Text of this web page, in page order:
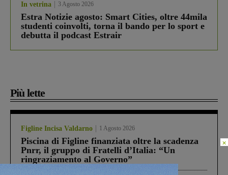
In vetrina 3 Agosto 2026
Estra Notizie agosto: Smart Cities, oltre 44mila
studenti coinvolti, torna il bando per lo sport e
debutta il podcast Estrair
Più lette
Figline Incisa Valdarno 1 Agosto 2026
Piscina di Figline finanziata oltre la scadenza
Pnrr, il gruppo di Fratelli d’Italia: “Un
ringraziamento al Governo”
×